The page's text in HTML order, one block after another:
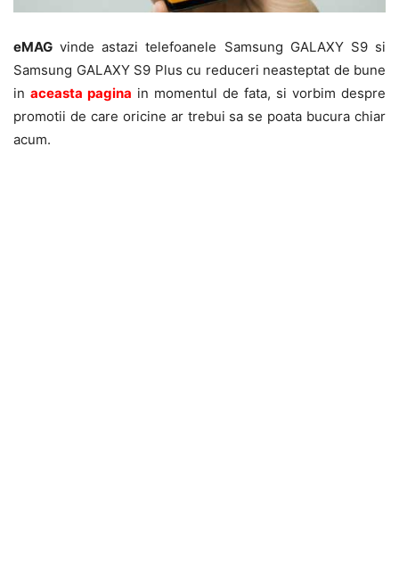
eMAG vinde astazi telefoanele Samsung GALAXY S9 si
Samsung GALAXY S9 Plus cu reduceri neasteptat de bune
in aceasta pagina in momentul de fata, si vorbim despre
promotii de care oricine ar trebui sa se poata bucura chiar
acum.